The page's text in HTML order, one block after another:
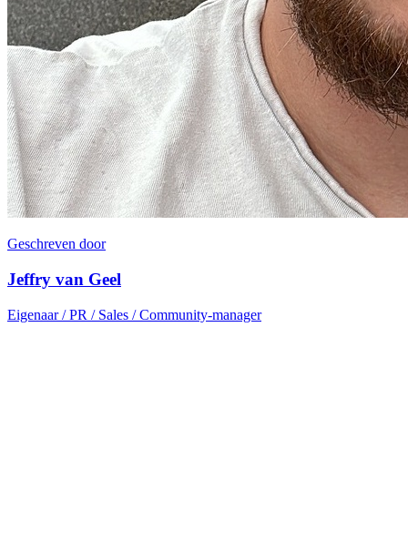
Geschreven door
Jeffry van Geel
Eigenaar / PR / Sales / Community-manager